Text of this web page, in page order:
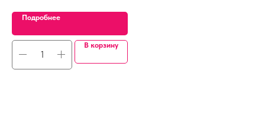
Подробнее
В корзину